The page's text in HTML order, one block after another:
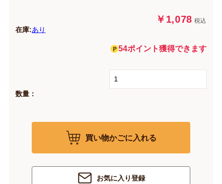
￥1,078 税込
在庫:あり
54ポイント獲得できます
数量：
買い物かごに入れる
お気に入り登録